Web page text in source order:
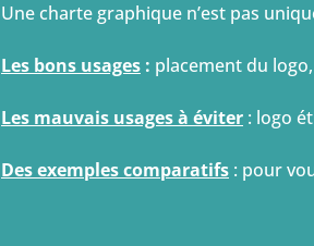
Une charte graphique n’est pas
Les bons usages : placement du
Les mauvais usages à éviter : logo
Des exemples comparatifs : pour